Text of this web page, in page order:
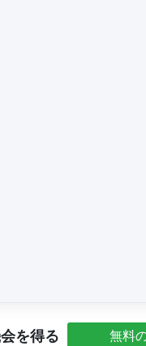
を得る 無料